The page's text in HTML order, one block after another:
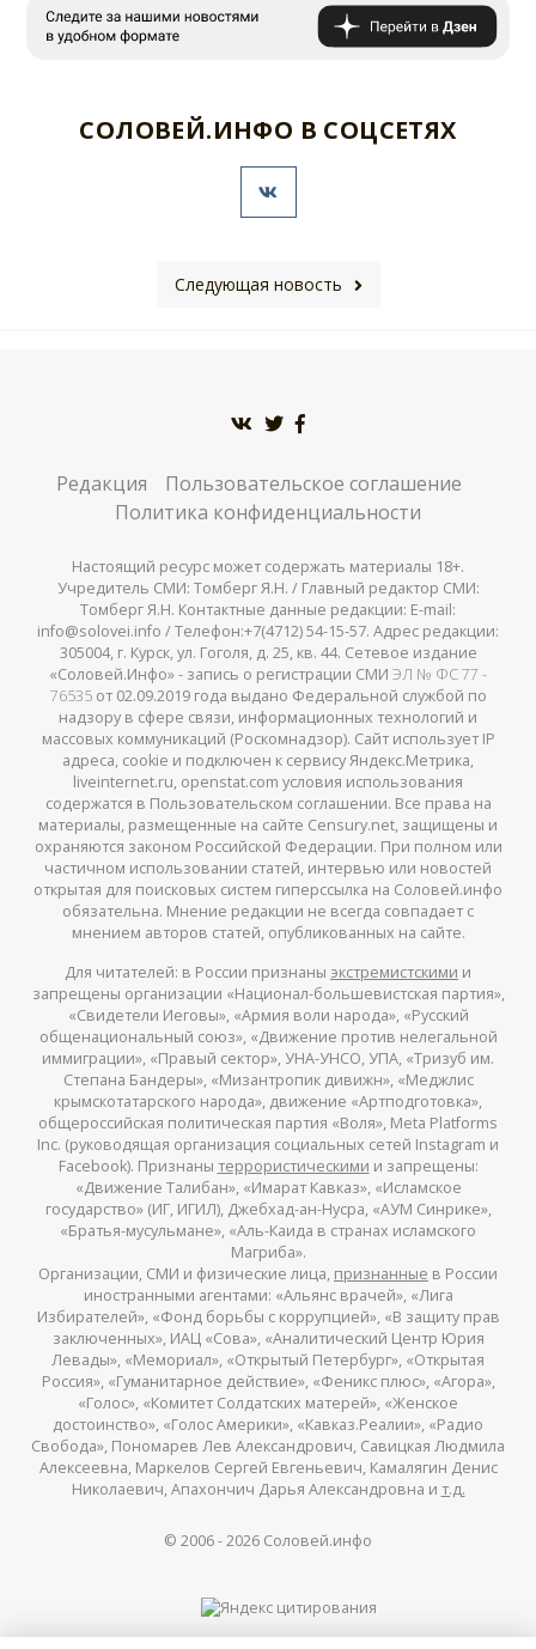
СОЛОВЕЙ.ИНФО В СОЦСЕТЯХ
Следующая новость
Редакция
Пользовательское соглашение
Политика конфиденциальности
Настоящий ресурс может содержать материалы 18+.
Учредитель СМИ: Томберг Я.Н. / Главный редактор СМИ:
Томберг Я.Н. Контактные данные редакции: E-mail:
info@solovei.info / Телефон:+7(4712) 54-15-57. Адрес редакции:
305004, г. Курск, ул. Гоголя, д. 25, кв. 44. Сетевое издание
«Соловей.Инфо» - запись о регистрации СМИ ЭЛ № ФС 77 -
76535от 02.09.2019 года выдано Федеральной службой по
надзору в сфере связи, информационных технологий и
массовых коммуникаций (Роскомнадзор). Сайт использует IP
адреса, cookie и подключен к сервису Яндекс.Метрика,
liveinternet.ru, openstat.com условия использования
содержатся в Пользовательском соглашении. Все права на
материалы, размещенные на сайте Censury.net, защищены и
охраняются законом Российской Федерации. При полном или
частичном использовании статей, интервью или новостей
открытая для поисковых систем гиперссылка на Соловей.инфо
обязательна. Мнение редакции не всегда совпадает с
мнением авторов статей, опубликованных на сайте.
Для читателей: в России признаны экстремистскими и
запрещены организации «Национал-большевистская партия»,
«Свидетели Иеговы», «Армия воли народа», «Русский
общенациональный союз», «Движение против нелегальной
иммиграции», «Правый сектор», УНА-УНСО, УПА, «Тризуб им.
Степана Бандеры», «Мизантропик дивижн», «Меджлис
крымскотатарского народа», движение «Артподготовка»,
общероссийская политическая партия «Воля», Meta Platforms
Inc. (руководящая организация социальных сетей Instagram и
Facebook). Признаны террористическими и запрещены:
«Движение Талибан», «Имарат Кавказ», «Исламское
государство» (ИГ, ИГИЛ), Джебхад-ан-Нусра, «АУМ Синрике»,
«Братья-мусульмане», «Аль-Каида в странах исламского
Магриба».
Организации, СМИ и физические лица, признанные в России
иностранными агентами: «Альянс врачей», «Лига
Избирателей», «Фонд борьбы с коррупцией», «В защиту прав
заключенных», ИАЦ «Сова», «Аналитический Центр Юрия
Левады», «Мемориал», «Открытый Петербург», «Открытая
Россия», «Гуманитарное действие», «Феникс плюс», «Агора»,
«Голос», «Комитет Солдатских матерей», «Женское
достоинство», «Голос Америки», «Кавказ.Реалии», «Радио
Свобода», Пономарев Лев Александрович, Савицкая Людмила
Алексеевна, Маркелов Сергей Евгеньевич, Камалягин Денис
Николаевич, Апахончич Дарья Александровна и т.д.
© 2006 -2026 Соловей.инфо